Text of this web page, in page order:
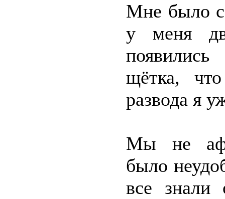
Мне было
у меня
щётка,
развода я
Мы не
было
все